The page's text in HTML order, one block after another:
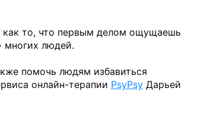
то, что первым делом ощущаешь
многих людей.
помочь людям избавиться
онлайн-терапии PsyPsyДарьей